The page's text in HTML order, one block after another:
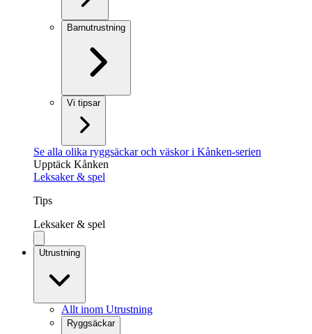
Barnutrustning
Vi tipsar
Se alla olika ryggsäckar och väskor i Kånken-serien
Upptäck Kånken
Leksaker & spel
Tips
Leksaker & spel
Utrustning
Allt inom Utrustning
Ryggsäckar